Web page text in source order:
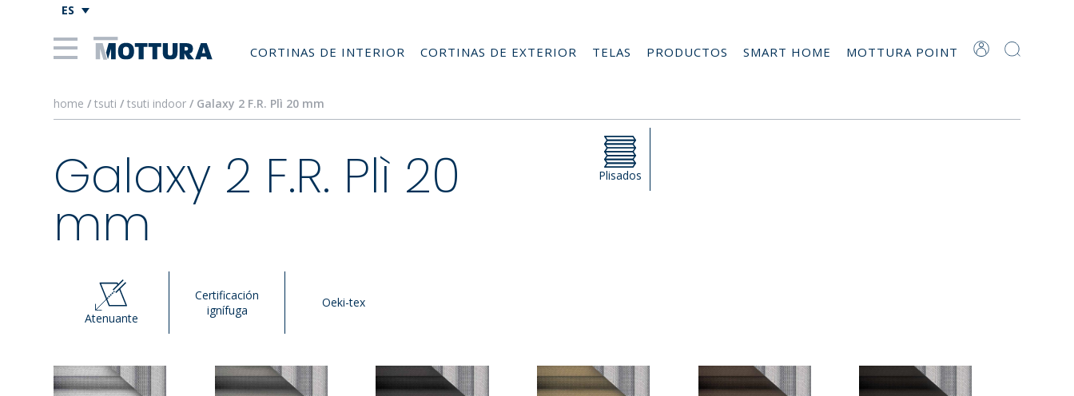
ES
CORTINAS DE INTERIOR CORTINAS DE EXTERIOR TELAS PRODUCTOS SMART HOME MOTTURA POINT
home /tsuti/tsuti indoor/ Galaxy 2 F.R. Plì 20 mm
Galaxy 2 F.R. Plì 20
mm
Plisados
Atenuante
Certificación
ignífuga
Oeki-tex